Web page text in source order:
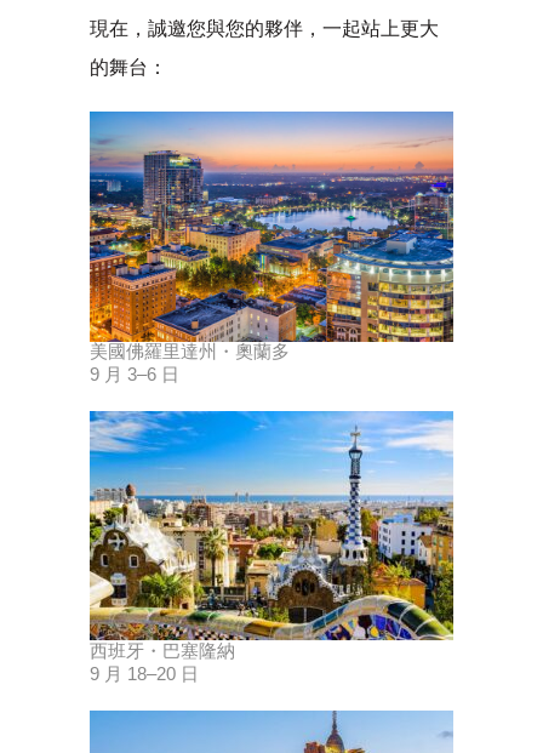
現在，誠邀您與您的夥伴，一起站上更大
的舞台：
美國佛羅里達州・奧蘭多
9 月 3–6 日
西班牙・巴塞隆納
9 月 18–20 日